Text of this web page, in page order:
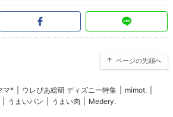
ページの先頭へ
マ* ウレぴあ総研 ディズニー特集 mimot.
うまいパン うまい肉 Medery.